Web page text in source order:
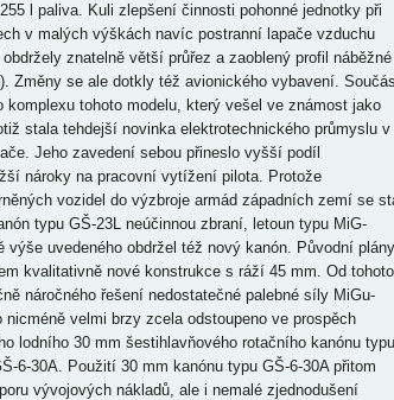
l paliva. Kuli zlepšení činnosti pohonné jednotky při
v malých výškách navíc postranní lapače vzduchu
obdržely znatelně větší průřez a zaoblený profil náběžné
Změny se ale dotkly též avionického vybavení.
komplexu tohoto modelu, který vešel ve známost jako
stala tehdejší novinka elektrotechnického průmyslu v
Jeho zavedení sebou přineslo vyšší podíl
nároky na pracovní vytížení pilota. Protože
vozidel do výzbroje armád západních zemí se
typu GŠ-23L neúčinnou zbraní, letoun typu MiG-
výše uvedeného obdržel též nový kanón. Původní plány
kvalitativně nové konstrukce s ráží 45 mm. Od tohoto
náročného řešení nedostatečné palebné síly MiGu-
nicméně velmi brzy zcela odstoupeno ve prospěch
lodního 30 mm šestihlavňového rotačního kanónu typu
6-30A. Použití 30 mm kanónu typu GŠ-6-30A přitom
vývojových nákladů, ale i nemalé zjednodušení